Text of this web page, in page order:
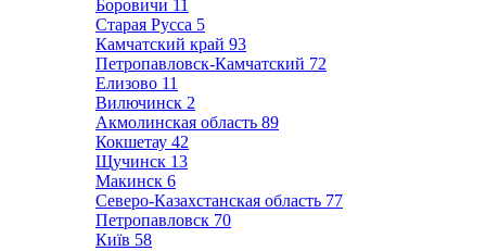
Боровичи 11
Старая Русса 5
Камчатский край 93
Петропавловск-Камчатский 72
Елизово 11
Вилючинск 2
Акмолинская область 89
Кокшетау 42
Щучинск 13
Макинск 6
Северо-Казахстанская область 77
Петропавловск 70
Київ 58